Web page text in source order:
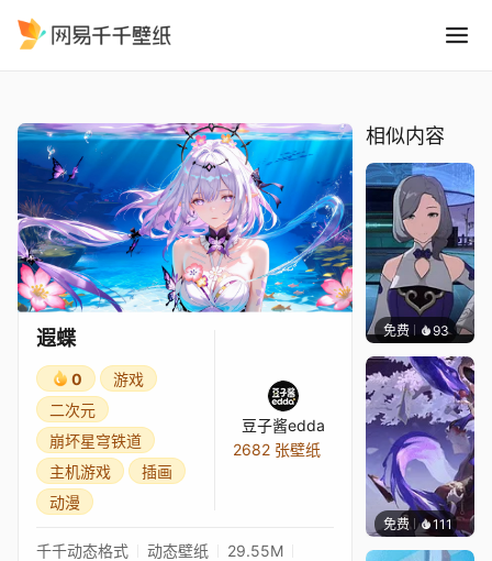
遐蝶
0
游戏
二次元
崩坏星穹铁道
主机游戏
插画
动漫
豆子酱edda
2682 张壁纸
千千动态格式 动态壁纸
29.55M
相似内容
免费 93｡
免费 111John